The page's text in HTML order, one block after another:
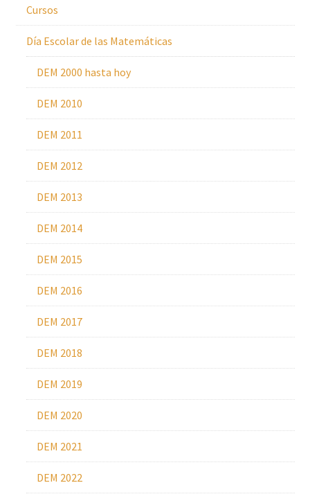
Cursos
Día Escolar de las Matemáticas
DEM 2000 hasta hoy
DEM 2010
DEM 2011
DEM 2012
DEM 2013
DEM 2014
DEM 2015
DEM 2016
DEM 2017
DEM 2018
DEM 2019
DEM 2020
DEM 2021
DEM 2022